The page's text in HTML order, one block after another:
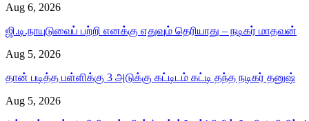
Aug 6, 2026
ஜி.டி.நாயுடுவைப் பற்றி எனக்கு எதுவும் தெரியாது – நடிகர் மாதவன்
Aug 5, 2026
தான் படித்த பள்ளிக்கு 3 அடுக்கு கட்டிடம் கட்டி தந்த நடிகர் தனுஷ்
Aug 5, 2026